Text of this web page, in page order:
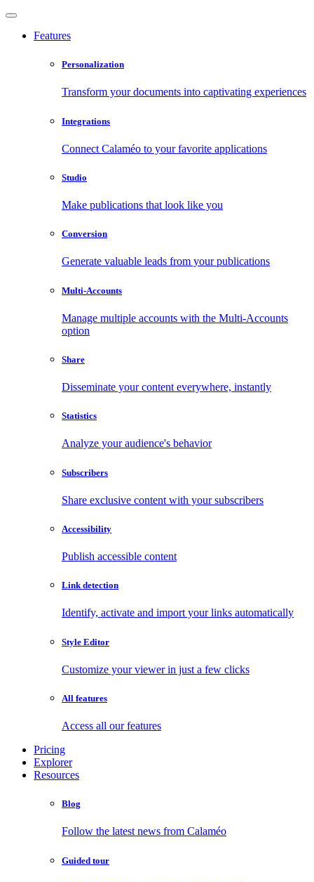
Features
Personalization
Transform your documents into captivating experiences
Integrations
Connect Calaméo to your favorite applications
Studio
Make publications that look like you
Conversion
Generate valuable leads from your publications
Multi-Accounts
Manage multiple accounts with the Multi-Accounts
option
Share
Disseminate your content everywhere, instantly
Statistics
Analyze your audience's behavior
Subscribers
Share exclusive content with your subscribers
Accessibility
Publish accessible content
Link detection
Identify, activate and import your links automatically
Style Editor
Customize your viewer in just a few clicks
All features
Access all our features
Pricing
Explorer
Resources
Blog
Follow the latest news from Calaméo
Guided tour